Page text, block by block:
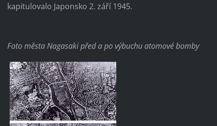
kapitulovalo Japonsko 2. září 1945.
Foto města Nagasaki před a po výbuchu atomové bomby